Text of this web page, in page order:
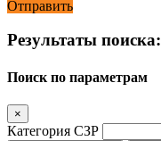
Отправить
Результаты поиска:
Поиск по параметрам
×
Категория СЗР